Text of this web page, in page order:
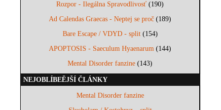
Rozpor - Ilegálna Spravodlivosť (190)
Ad Calendas Graecas - Neptej se proč (189)
Bare Escape / VDYD - split(154)
APOPTOSIS - Saeculum Hyaenarum (144)
Mental Disorder fanzine (143)
NEJOBLÍBEĚJŠÍ ČLÁNKY
Mental Disorder fanzine